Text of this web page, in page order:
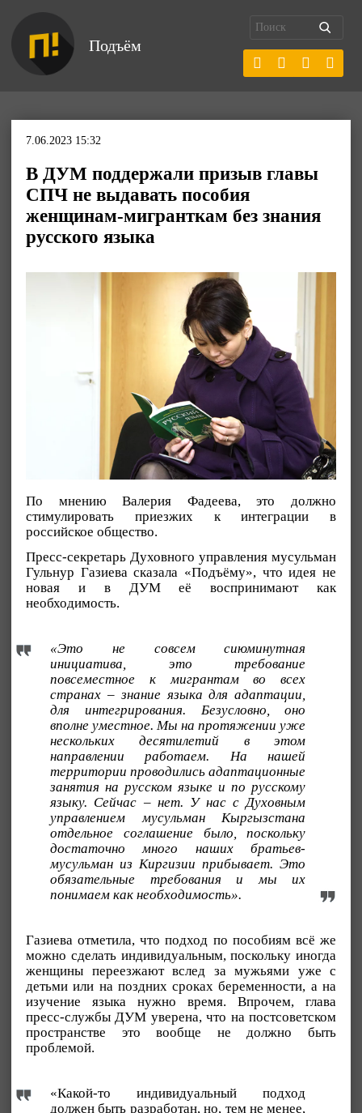
Подъём
7.06.2023 15:32
В ДУМ поддержали призыв главы
СПЧ не выдавать пособия
женщинам-мигранткам без знания
русского языка
По мнению Валерия Фадеева, это должно
стимулировать приезжих к интеграции в
российское общество.
Пресс-секретарь Духовного управления мусульман
Гульнур Газиева сказала «Подъёму», что идея не
новая и в ДУМ её воспринимают как
необходимость.
«Это не совсем сиюминутная
инициатива, это требование
повсеместное к мигрантам во всех
странах – знание языка для адаптации,
для интегрирования. Безусловно, оно
вполне уместное. Мы на протяжении уже
нескольких десятилетий в этом
направлении работаем. На нашей
территории проводились адаптационные
занятия на русском языке и по русскому
языку. Сейчас – нет. У нас с Духовным
управлением мусульман Кыргызстана
отдельное соглашение было, поскольку
достаточно много наших братьев-
мусульман из Киргизии прибывает. Это
обязательные требования и мы их
понимаем как необходимость».
Газиева отметила, что подход по пособиям всё же
можно сделать индивидуальным, поскольку иногда
женщины переезжают вслед за мужьями уже с
детьми или на поздних сроках беременности, а на
изучение языка нужно время. Впрочем, глава
пресс-службы ДУМ уверена, что на постсоветском
пространстве это вообще не должно быть
проблемой.
«Какой-то индивидуальный подход
должен быть разработан, но, тем не менее,